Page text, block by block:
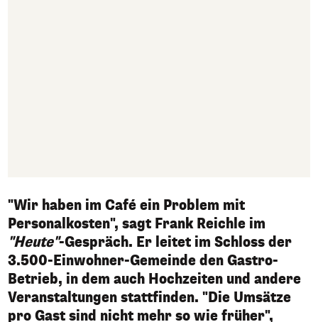
"Wir haben im Café ein Problem mit
Personalkosten", sagt Frank Reichle im
"Heute"-Gespräch. Er leitet im Schloss der
3.500-Einwohner-Gemeinde den Gastro-
Betrieb, in dem auch Hochzeiten und andere
Veranstaltungen stattfinden. "Die Umsätze
pro Gast sind nicht mehr so wie früher",